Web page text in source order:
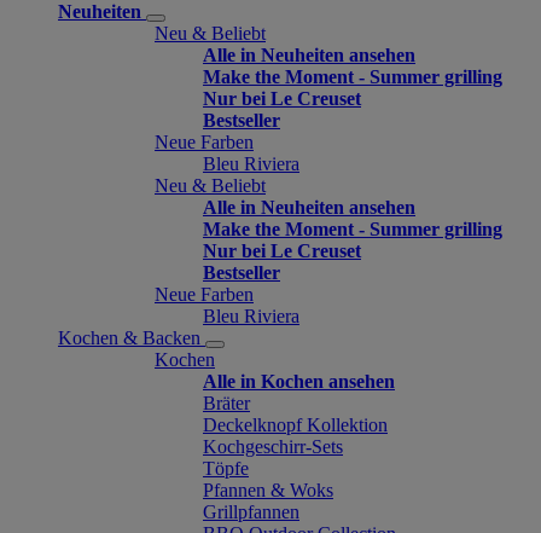
Neuheiten
Neu & Beliebt
Alle in Neuheiten ansehen
Make the Moment - Summer grilling
Nur bei Le Creuset
Bestseller
Neue Farben
Bleu Riviera
Neu & Beliebt
Alle in Neuheiten ansehen
Make the Moment - Summer grilling
Nur bei Le Creuset
Bestseller
Neue Farben
Bleu Riviera
Kochen & Backen
Kochen
Alle in Kochen ansehen
Bräter
Deckelknopf Kollektion
Kochgeschirr-Sets
Töpfe
Pfannen & Woks
Grillpfannen